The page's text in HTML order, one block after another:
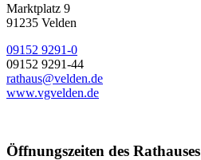
Marktplatz 9
91235 Velden
09152 9291-0
09152 9291-44
rathaus@velden.de
www.vgvelden.de
Öffnungszeiten des Rathauses